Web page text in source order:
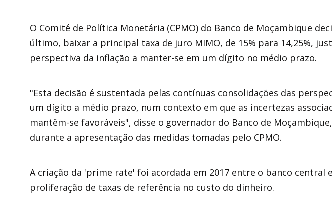
O Comité de Política Monetária (CPMO) do Banco de Moçambique
último, baixar a principal taxa de juro MIMO, de 15% para 14,25%,
perspectiva da inflação a manter-se em um dígito no médio prazo.
"Esta decisão é sustentada pelas contínuas consolidações das
um dígito a médio prazo, num contexto em que as incertezas
mantêm-se favoráveis", disse o governador do Banco de
durante a apresentação das medidas tomadas pelo CPMO.
A criação da 'prime rate' foi acordada em 2017 entre o banco central
proliferação de taxas de referência no custo do dinheiro.